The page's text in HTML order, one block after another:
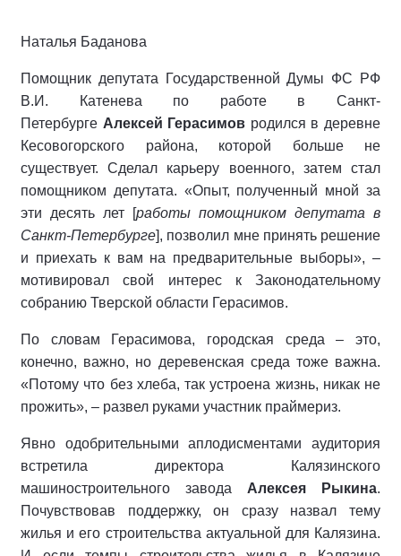
Наталья Баданова
Помощник депутата Государственной Думы ФС РФ
В.И. Катенева по работе в Санкт-
Петербурге Алексей Герасимов родился в деревне
Кесовогорского района, которой больше не
существует. Сделал карьеру военного, затем стал
помощником депутата. «Опыт, полученный мной за
эти десять лет [работы помощником депутата в
Санкт-Петербурге], позволил мне принять решение
и приехать к вам на предварительные выборы», –
мотивировал свой интерес к Законодательному
собранию Тверской области Герасимов.
По словам Герасимова, городская среда – это,
конечно, важно, но деревенская среда тоже важна.
«Потому что без хлеба, так устроена жизнь, никак не
прожить», – развел руками участник праймериз.
Явно одобрительными аплодисментами аудитория
встретила директора Калязинского
машиностроительного завода Алексея Рыкина.
Почувствовав поддержку, он сразу назвал тему
жилья и его строительства актуальной для Калязина.